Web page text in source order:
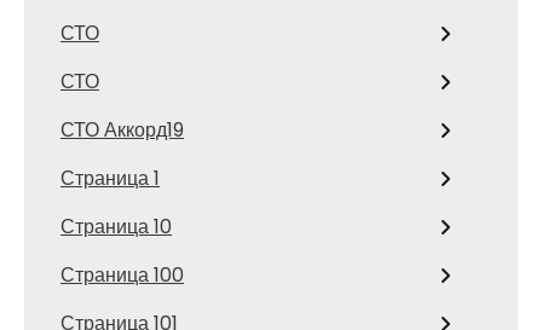
СТО
СТО
СТО Аккорд19
Страница 1
Страница 10
Страница 100
Страница 101